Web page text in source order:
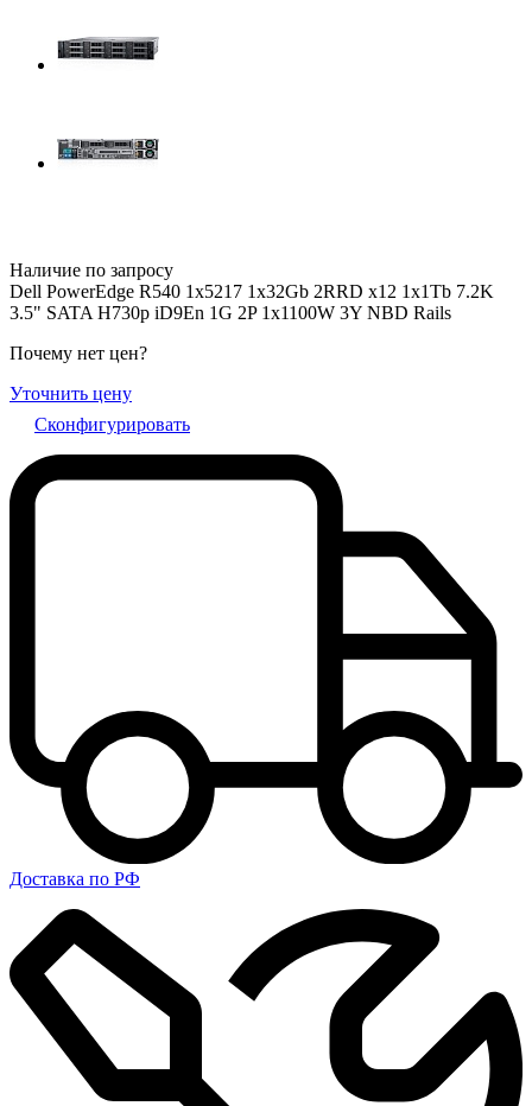
Наличие по запросу
Dell PowerEdge R540 1x5217 1x32Gb 2RRD x12 1x1Tb 7.2K
3.5" SATA H730p iD9En 1G 2P 1x1100W 3Y NBD Rails
Почему нет цен?
Уточнить цену
Сконфигурировать
Доставка по РФ